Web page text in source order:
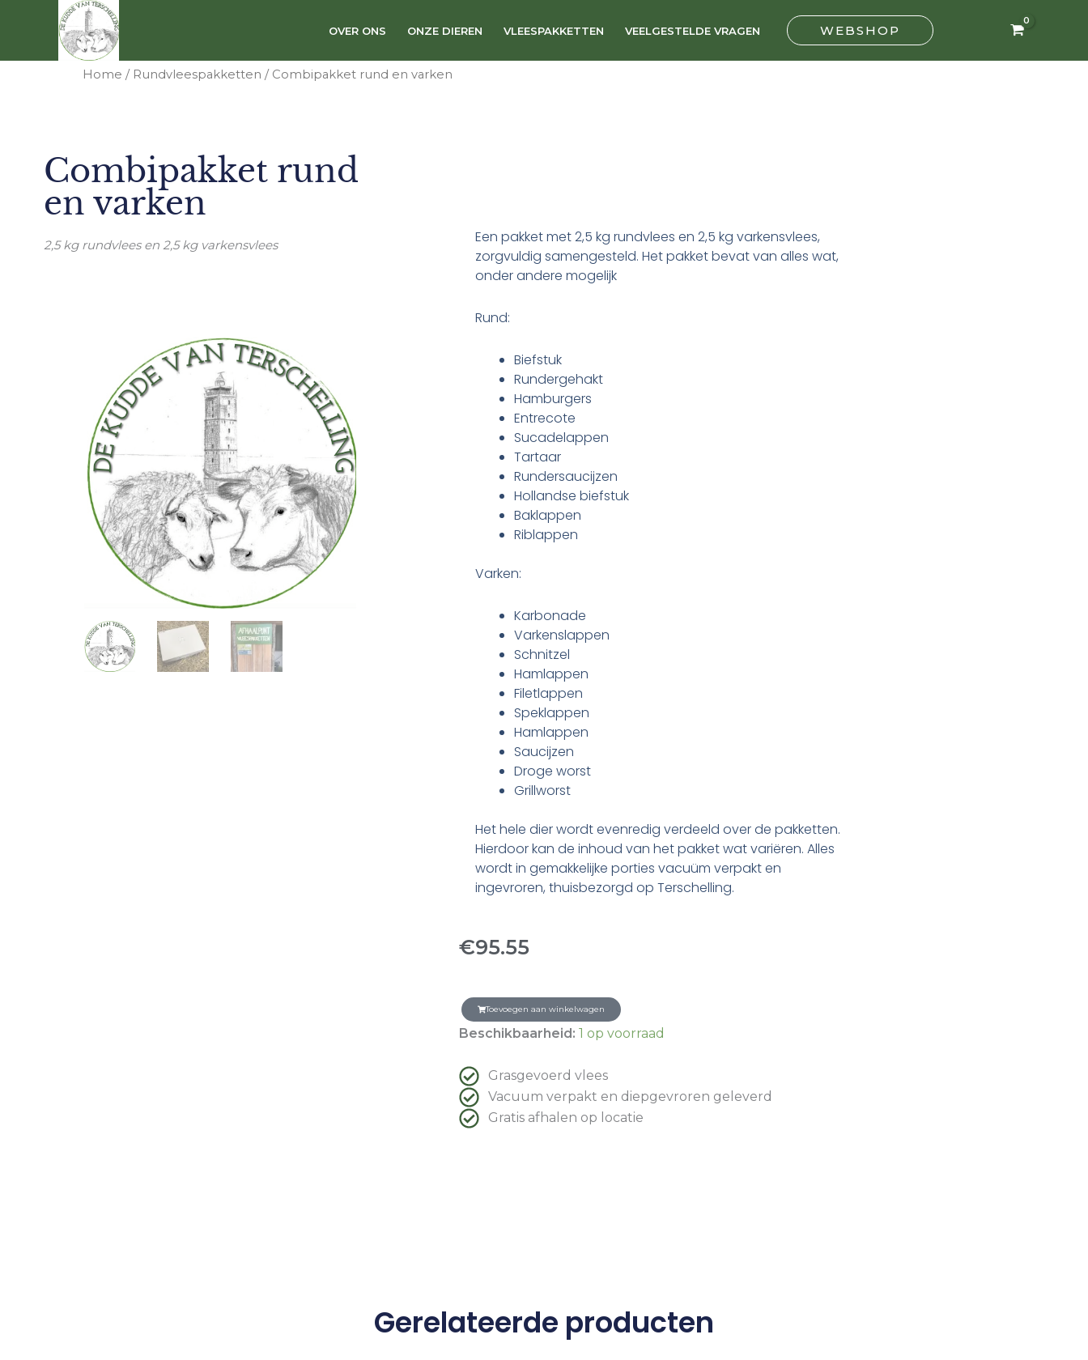
OVER ONS ONZE DIEREN VLEESPAKKETTEN VEELGESTELDE VRAGEN WEBSHOP
Home / Rundvleespakketten / Combipakket rund en varken
Combipakket rund
en varken
2,5 kg rundvlees en 2,5 kg varkensvlees
Een pakket met 2,5 kg rundvlees en 2,5 kg varkensvlees,
zorgvuldig samengesteld. Het pakket bevat van alles wat,
onder andere mogelijk
Rund:
Biefstuk
Rundergehakt
Hamburgers
Entrecote
Sucadelappen
Tartaar
Rundersaucijzen
Hollandse biefstuk
Baklappen
Riblappen
Varken:
Karbonade
Varkenslappen
Schnitzel
Hamlappen
Filetlappen
Speklappen
Hamlappen
Saucijzen
Droge worst
Grillworst
Het hele dier wordt evenredig verdeeld over de pakketten.
Hierdoor kan de inhoud van het pakket wat variëren. Alles
wordt in gemakkelijke porties vacuüm verpakt en
ingevroren, thuisbezorgd op Terschelling.
€95.55
Toevoegen aan winkelwagen
Beschikbaarheid: 1 op voorraad
Grasgevoerd vlees
Vacuum verpakt en diepgevroren geleverd
Gratis afhalen op locatie
Gerelateerde producten
aantal